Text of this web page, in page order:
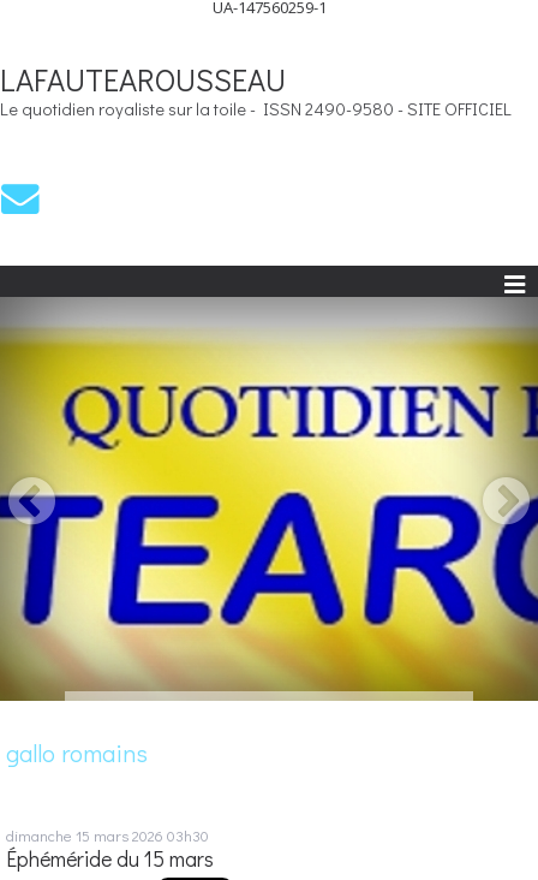
UA-147560259-1
LAFAUTEAROUSSEAU
Le quotidien royaliste sur la toile - ISSN 2490-9580 - SITE OFFICIEL
gallo romains
dimanche 15 mars 2026 03h30
Éphéméride du 15 mars